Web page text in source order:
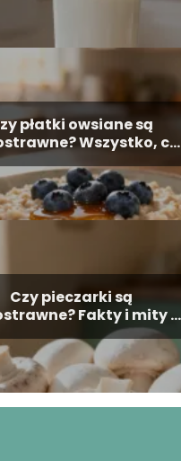
płatki owsiane są
Wszystko, co
musisz wiedzieć
Czy pieczarki są
Fakty i mity o
grzybach